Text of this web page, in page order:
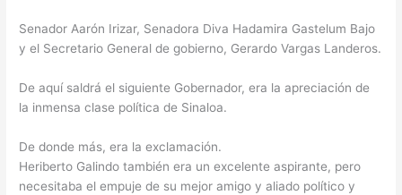
Senador Aarón Irizar, Senadora Diva Hadamira Gastelum Bajo
y el Secretario General de gobierno, Gerardo Vargas Landeros.
De aquí saldrá el siguiente Gobernador, era la apreciación de
la inmensa clase política de Sinaloa.
De donde más, era la exclamación.
Heriberto Galindo también era un excelente aspirante, pero
necesitaba el empuje de su mejor amigo y aliado político y